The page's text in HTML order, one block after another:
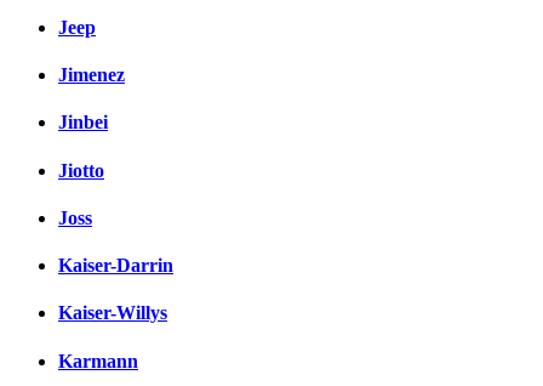
Jeep
Jimenez
Jinbei
Jiotto
Joss
Kaiser-Darrin
Kaiser-Willys
Karmann